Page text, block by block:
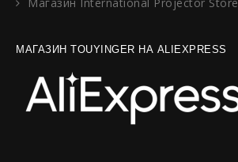
Магазин International Projector Store
МАГАЗИН TOUYINGER НА ALIEXPRESS